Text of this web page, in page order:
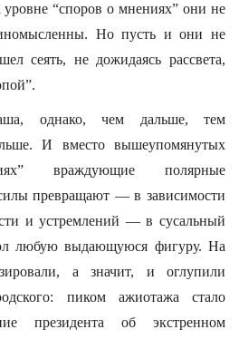
“споров о мнениях” они не
Но пусть и они не
сеять, не дожидаясь рассвета,
однако, чем дальше, тем
И вместо вышеупомянутых
враждующие полярные
превращают — в зависимости
и устремлений — в сусальный
любую выдающуюся фигуру. На
а значит, и оглупили
пиком ажиотажа стало
президента об экстренном